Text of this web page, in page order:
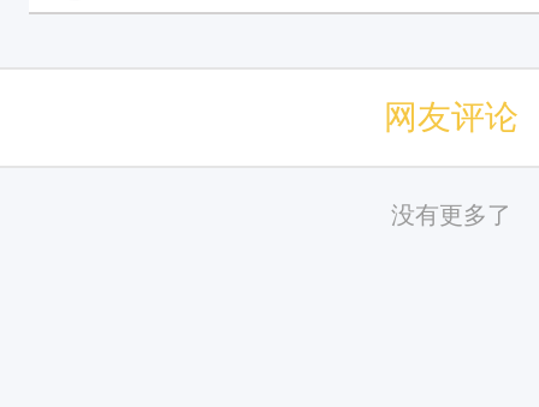
网友评论
没有更多了